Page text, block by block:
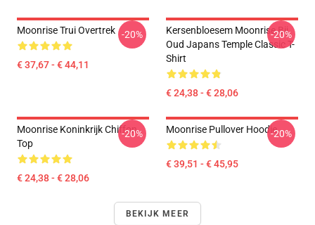
Moonrise Trui Overtrek
€ 37,67 - € 44,11
-20%
Kersenbloesem Moonrise Bij
Oud Japans Temple Classic T-
Shirt
€ 24,38 - € 28,06
-20%
Moonrise Koninkrijk Chiffon
Top
€ 24,38 - € 28,06
-20% Moonrise Pullover Hoodie
€ 39,51 - € 45,95
-20%
BEKIJK MEER